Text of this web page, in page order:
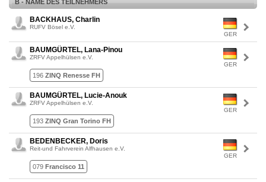
B - NAME DES TEILNEHMERS
GER
BACKHAUS, Charlin
RUFV Bösel e.V.
GER
BAUMGÜRTEL, Lana-Pinou
ZRFV Appelhülsen e.V.
196 ZINQ Renesse FH
GER
BAUMGÜRTEL, Lucie-Anouk
ZRFV Appelhülsen e.V.
193 ZINQ Gran Torino FH
GER
BEDENBECKER, Doris
Reit-und Fahrverein Alfhausen e.V.
079 Francisco 11